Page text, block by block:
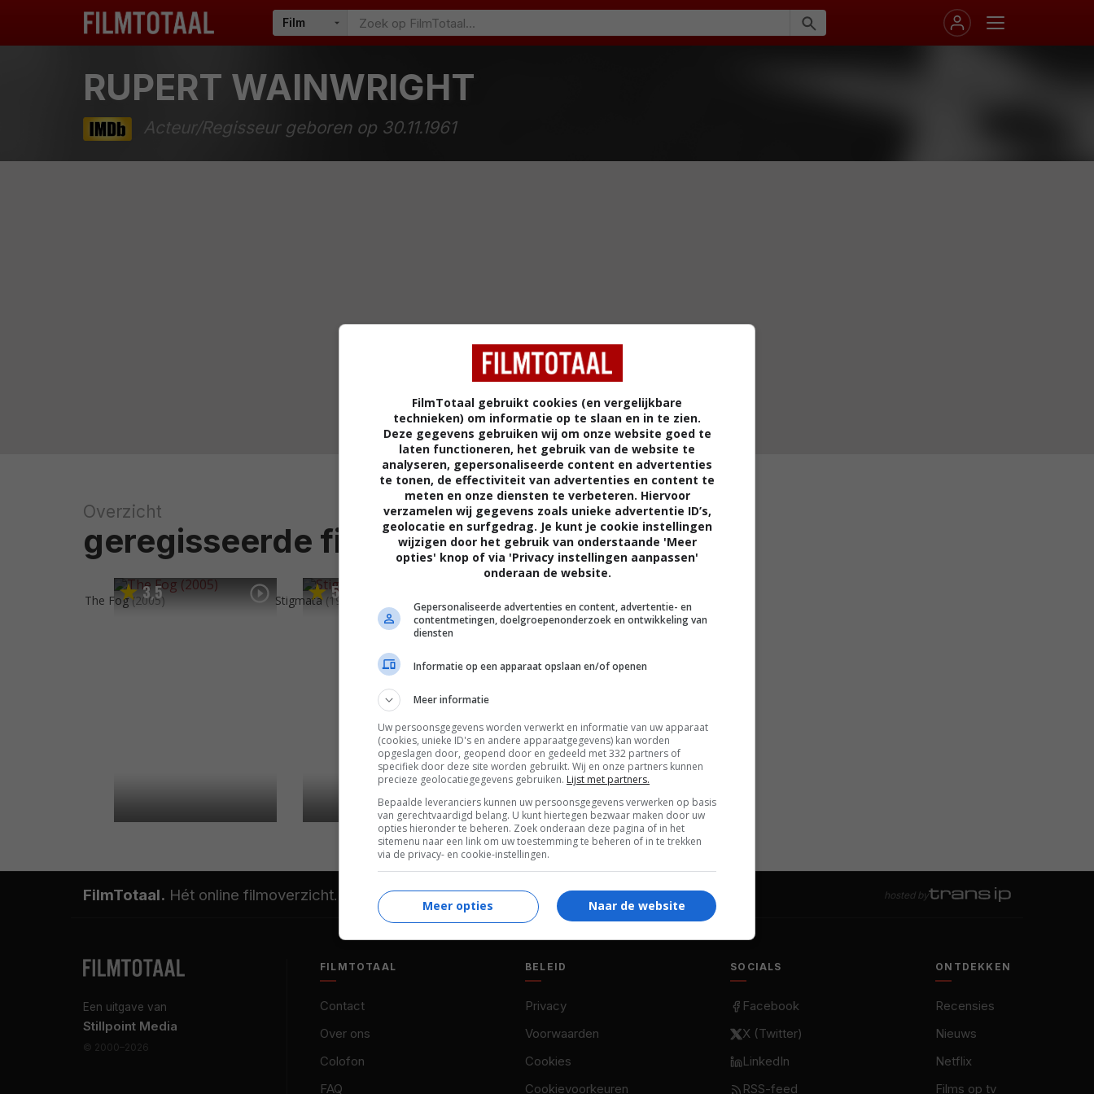
RUPERT WAINWRIGHT
Acteur/Regisseur geboren op 30.11.1961
Overzicht
geregisseerde films
3,5
The Fog (2005) 5,
Stigmata (1999) Blank Check (1994)
FilmTotaal. Hét online filmoverzicht. hosted by
Een uitgave van
Stillpoint Media
© 2000–2026
FILMTOTAAL
Contact
Over ons
Colofon
FAQ
BELEID
Privacy
Voorwaarden
Cookies
Cookievoorkeuren
SOCIALS
Facebook
X (Twitter)
LinkedIn
RSS-feed
ONTDEKKEN
Recensies
Nieuws
Netflix
Films op tv
FilmTotaal gebruikt cookies (en vergelijkbare
technieken) om informatie op te slaan en in te zien.
Deze gegevens gebruiken wij om onze website goed te
laten functioneren, het gebruik van de website te
analyseren, gepersonaliseerde content en advertenties
te tonen, de effectiviteit van advertenties en content te
meten en onze diensten te verbeteren. Hiervoor
verzamelen wij gegevens zoals unieke advertentie ID’s,
geolocatie en surfgedrag. Je kunt je cookie instellingen
wijzigen door het gebruik van onderstaande 'Meer
opties' knop of via 'Privacy instellingen aanpassen'
onderaan de website.
Gepersonaliseerde advertenties en content, advertentie- en
contentmetingen, doelgroepenonderzoek en ontwikkeling van
diensten
Informatie op een apparaat opslaan en/of openen
Meer informatie
Uw persoonsgegevens worden verwerkt en informatie van uw apparaat
(cookies, unieke ID's en andere apparaatgegevens) kan worden
opgeslagen door, geopend door en gedeeld met 332 partners of
specifiek door deze site worden gebruikt. Wij en onze partners kunnen
precieze geolocatiegegevens gebruiken. Lijst met partners.
Bepaalde leveranciers kunnen uw persoonsgegevens verwerken op basis
van gerechtvaardigd belang. U kunt hiertegen bezwaar maken door uw
opties hieronder te beheren. Zoek onderaan deze pagina of in het
sitemenu naar een link om uw toestemming te beheren of in te trekken
via de privacy- en cookie-instellingen.
Naar de website
Meer opties